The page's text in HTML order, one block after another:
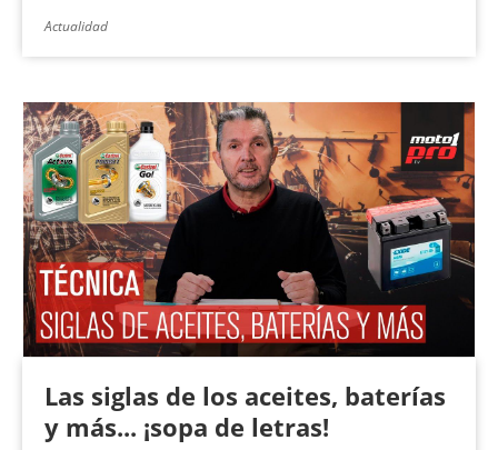
Actualidad
Las siglas de los aceites, baterías
y más... ¡sopa de letras!